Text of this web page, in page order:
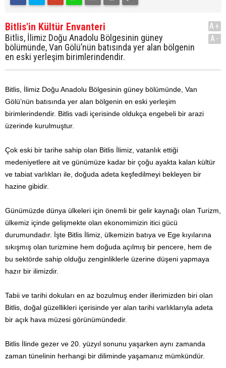
Bitlis'in Kültür Envanteri
Bitlis, İlimiz Doğu Anadolu Bölgesinin güney
bölümünde, Van Gölü’nün batısında yer alan bölgenin
en eski yerleşim birimlerindendir.
A+
A-
Bitlis, İlimiz Doğu Anadolu Bölgesinin güney bölümünde, Van
Gölü’nün batısında yer alan bölgenin en eski yerleşim
birimlerindendir. Bitlis vadi içerisinde oldukça engebeli bir arazi
üzerinde kurulmuştur.
Çok eski bir tarihe sahip olan Bitlis İlimiz, vatanlık ettiği
medeniyetlere ait ve günümüze kadar bir çoğu ayakta kalan kültür
ve tabiat varlıkları ile, doğuda adeta keşfedilmeyi bekleyen bir
hazine gibidir.
Günümüzde dünya ülkeleri için önemli bir gelir kaynağı olan Turizm,
ülkemiz içinde gelişmekte olan ekonomimizin itici gücü
durumundadır. İşte Bitlis İlimiz, ülkemizin batıya ve Ege kıyılarına
sıkışmış olan turizmine hem doğuda açılmış bir pencere, hem de
bu sektörde sahip olduğu zenginliklerle üzerine düşeni yapmaya
hazır bir ilimizdir.
Tabii ve tarihi dokuları en az bozulmuş ender illerimizden biri olan
Bitlis, doğal güzellikleri içerisinde yer alan tarihi varlıklarıyla adeta
bir açık hava müzesi görünümündedir.
Bitlis İlinde gezer ve 20. yüzyıl sonunu yaşarken aynı zamanda
zaman tünelinin herhangi bir diliminde yaşamanız mümkündür.